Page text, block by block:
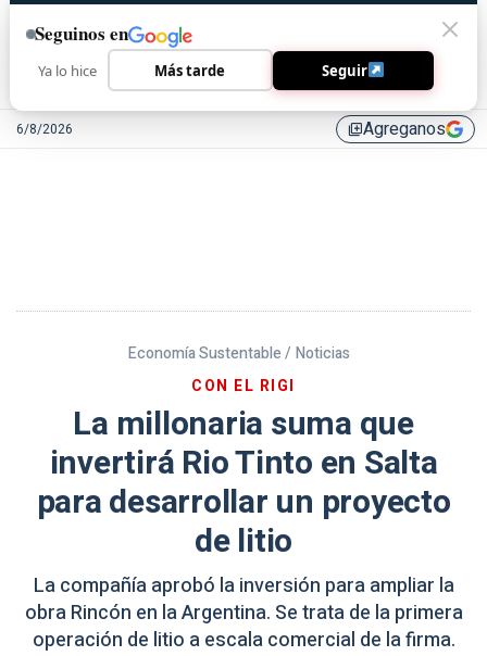
6/8/2026 library_addAgreganos
Economía Sustentable / Noticias
CON EL RIGI
La millonaria suma que
invertirá Rio Tinto en Salta
para desarrollar un proyecto
de litio
La compañía aprobó la inversión para ampliar la
obra Rincón en la Argentina. Se trata de la primera
operación de litio a escala comercial de la firma.
Seguinos en
Ya lo hice Más tarde Seguir